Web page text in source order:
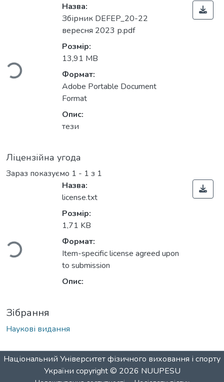
Назва:
Збірник DEFEP_20-22
вересня 2023 р.pdf
Розмір:
13,91 MB
Формат:
Adobe Portable Document
Format
Опис:
тези
Ліцензійна угода
Зараз показуємо 1 - 1 з 1
Назва:
license.txt
Розмір:
1,71 KB
Формат:
Item-specific license agreed upon
to submission
Опис:
Зібрання
Наукові видання
Національний Університет фізичного виховання і спорту
України copyright © 2026 NUUPESU